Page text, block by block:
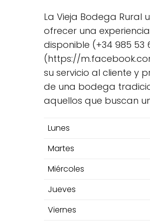
La Vieja Bodega Rural
ofrecer una
disponible (+34 985
(https://
su servicio al cliente y
de una bodega
aquellos que buscan
Lunes
Martes
Miércoles
Jueves
Viernes